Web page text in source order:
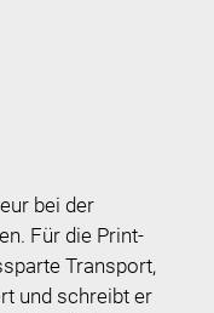
bei der
Für die Print-
Transport,
und schreibt er